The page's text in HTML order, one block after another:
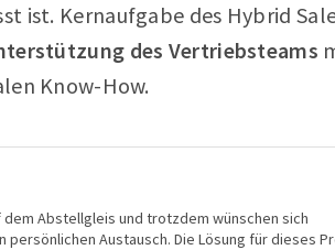
ist. Kernaufgabe des Hybrid
des Vertriebsteams
Know-How.
Abstellgleis und trotzdem wünschen sich
Austausch. Die Lösung für dieses